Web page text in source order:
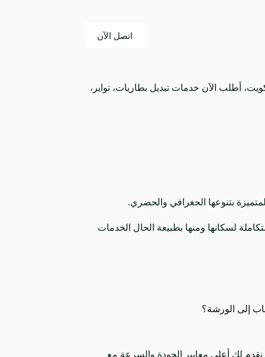
اتصل الآن
جميع أنحاء الكويت، أطلب الآن خدمات تبديل بطاريات، تواير،
بتنوعها الجغرافي والحضري.
لسكانها ومنها بطبيعة الحال الخدمات
إلى الورشة؟
لك أعلى معايير الجودة والسرعة مع